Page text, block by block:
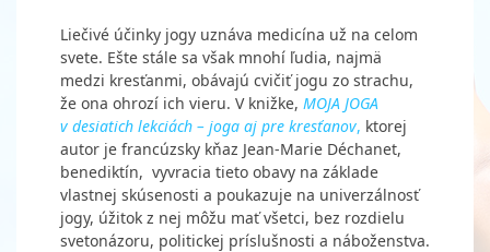
Liečivé účinky jogy uznáva medicína už na celom
svete. Ešte stále sa však mnohí ľudia, najmä
medzi kresťanmi, obávajú cvičiť jogu zo strachu,
že ona ohrozí ich vieru. V knižke, MOJA JOGA
v desiatich lekciách – joga aj pre kresťanov, ktorej
autor je francúzsky kňaz Jean-Marie Déchanet,
benediktín, vyvracia tieto obavy na základe
vlastnej skúsenosti a poukazuje na univerzálnosť
jogy, úžitok z nej môžu mať všetci, bez rozdielu
svetonázoru, politickej príslušnosti a náboženstva.